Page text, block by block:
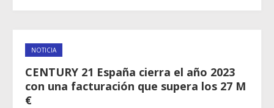
NOTICIA
CENTURY 21 España cierra el año 2023
con una facturación que supera los 27 M
€